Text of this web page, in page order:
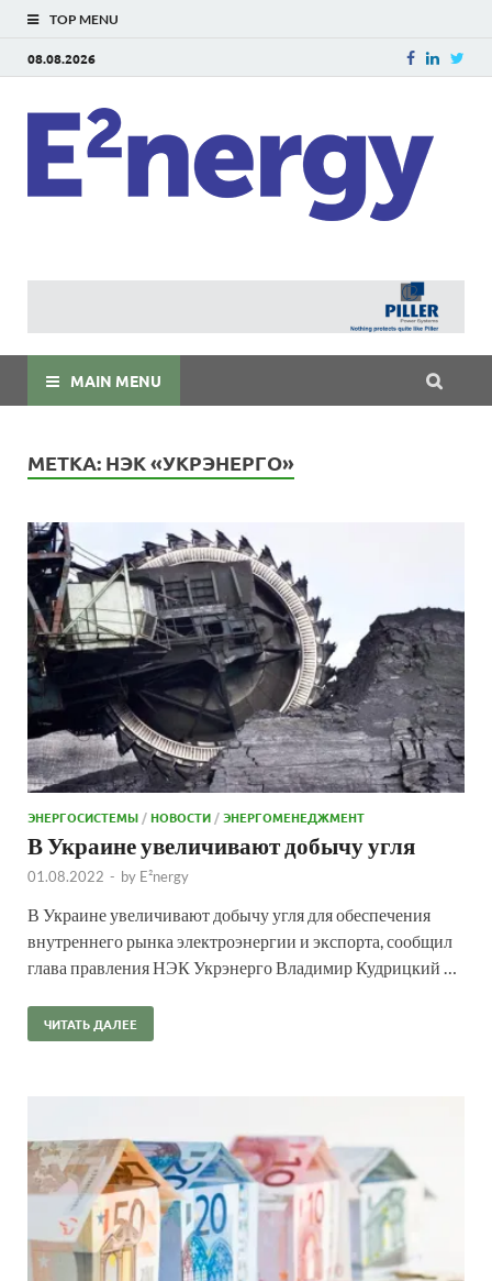
TOP MENU
08.08.2026
MAIN MENU
МЕТКА: НЭК «УКРЭНЕРГО»
ЭНЕРГОСИСТЕМЫ /НОВОСТИ /ЭНЕРГОМЕНЕДЖМЕНТ
В Украине увеличивают добычу угля
01.08.2022 - by E²nergy
В Украине увеличивают добычу угля для обеспечения
внутреннего рынка электроэнергии и экспорта, сообщил
глава правления НЭК Укрэнерго Владимир Кудрицкий …
ЧИТАТЬ ДАЛЕЕ